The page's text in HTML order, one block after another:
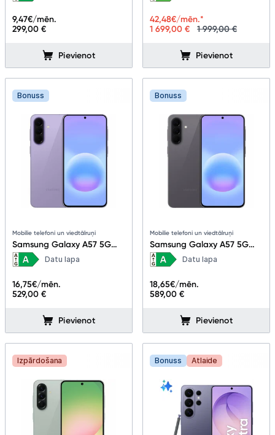
299,00 €
9,47€/mēn.
Pievienot
1 699,00 € 1 999,00 €
42,48€/mēn.*
Pievienot
Bonuss
Mobilie telefoni un viedtālruņi
Samsung Galaxy A57 5G
8+128GB Awesome Lilac
Datu lapa
529,00 €
16,75€/mēn.
Pievienot
Bonuss
Mobilie telefoni un viedtālruņi
Samsung Galaxy A57 5G
8+256GB Awesome Gray
Datu lapa
589,00 €
18,65€/mēn.
Pievienot
Izpārdošana Bonuss Atlaide